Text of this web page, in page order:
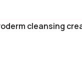
cleansing